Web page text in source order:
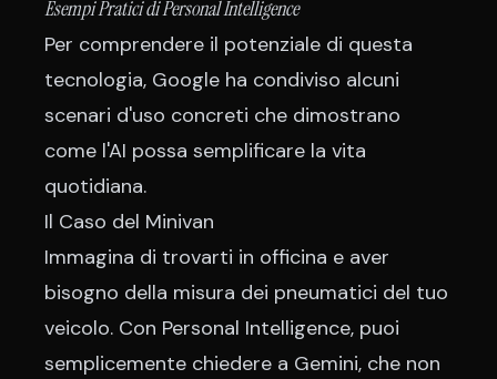
Esempi Pratici di Personal Intelligence
Per comprendere il potenziale di questa
tecnologia, Google ha condiviso alcuni
scenari d'uso concreti che dimostrano
come l'AI possa semplificare la vita
quotidiana.
Il Caso del Minivan
Immagina di trovarti in officina e aver
bisogno della misura dei pneumatici del tuo
veicolo. Con Personal Intelligence, puoi
semplicemente chiedere a Gemini, che non